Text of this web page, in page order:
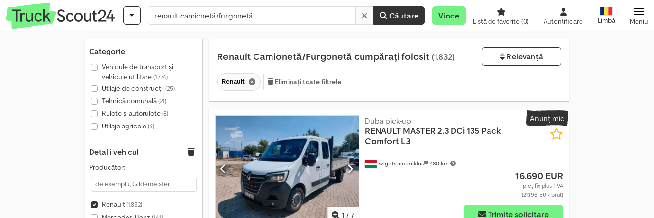
Căutare Vinde
Listă de favorite(0) Autentificare Limbă Meniu
Categorie
Vehicule de transport şi
vehicule utilitare(1.774)
Utilaje de construcții(25)
Tehnică comunală(21)
Rulote și autorulote(8)
Utilaje agricole(4)
Detalii vehicul
Producător:
Renault(1.832)
Renault Camionetă/Furgonetă cumpărați folosit (1.832) Relevanță
Renault Eliminați toate filtrele
Anunț mic
1 / 7
Szigetszentmiklós 480 km
Dubă pick-up
RENAULT MASTER 2.3 DCi 135 Pack
Comfort L3
16.690 EUR
preț fix plus TVA
(21.196 EUR brut)
Trimite solicitare
P
e
s
t